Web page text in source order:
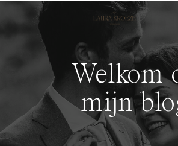
Welkom
mijn